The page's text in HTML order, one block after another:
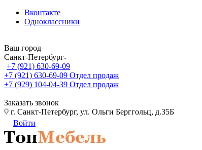
Вконтакте
Одноклассники
Ваш город
Санкт-Петербург
+7 (921) 630-69-09
+7 (921) 630-69-09 Отдел продаж
+7 (929) 104-04-39 Отдел продаж
Заказать звонок
г. Санкт-Петербург, ул. Ольги Берггольц, д.35Б
Войти